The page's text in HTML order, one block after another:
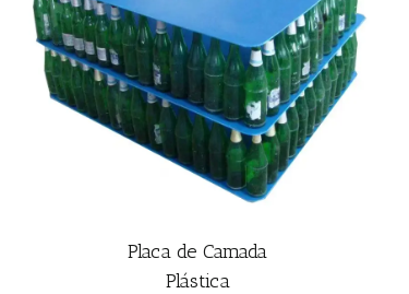
Placa de Camada
Plástica